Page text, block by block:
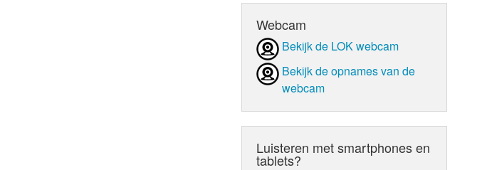
Webcam
Bekijk de LOK webcam
Bekijk de opnames van de
webcam
Luisteren met smartphones en
tablets?